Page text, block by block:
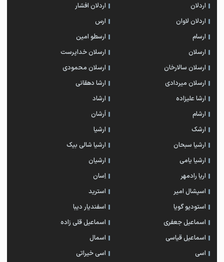
اردلان
اردلان افشار
اردلان لاوان
ارس
ارسام
ارسطو امین
ارسلان
ارسلان خداپرست
ارسلان سالارخان
ارسلان محمودی
ارسلان میردادی
ارشا دهقانی
ارشا علیزاده
ارشاد
ارشام
اَرشان
ارشک
ارشیا
ارشیا سبحان
ارشیا شالی بیک
ارشیا یامی
ارشیان
اریا رادمهر
اِسان
اسپشال امیر
استرید
استودیو گویا
اسفندیار دیبا
اسماعیل جعفری
اسماعیل قلی زاده
اسماعیل قیاسی
اسمال
اسی
اسی خیراتی